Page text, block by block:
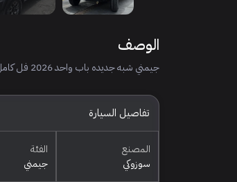
الوصف
جيمني شبه جديده باب واحد 2026 فل كامل قير اوتوماتيك ممشى 528 كيلو
تفاصيل السيارة
المصنع
سوزوكي
الفئة
جيمني